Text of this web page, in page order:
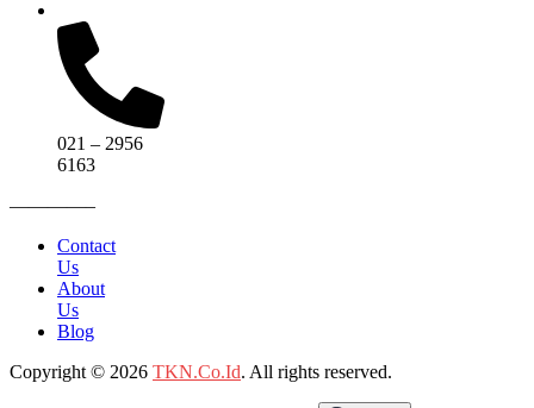
021 – 2956
6163
————–
Contact
Us
About
Us
Blog
Copyright © 2026 TKN.Co.Id. All rights reserved.